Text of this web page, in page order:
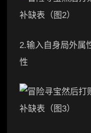
2.输入自身局外属
性